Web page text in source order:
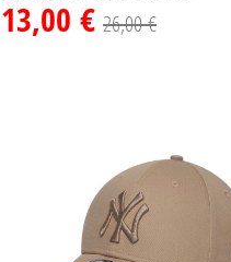
13,00 € 26,00 €